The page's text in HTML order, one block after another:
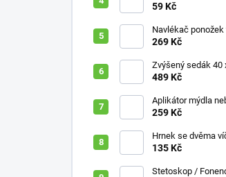
míčky, různé
59 Kč
Navlékač
s plastovou vložkou
269 Kč
Zvýšený sedák 40
10 cm
489 Kč
Aplikátor mýdla
krému se
259 Kč
Hrnek se dvěma
krátkými náustky,
barvy
135 Kč
Stetoskop /